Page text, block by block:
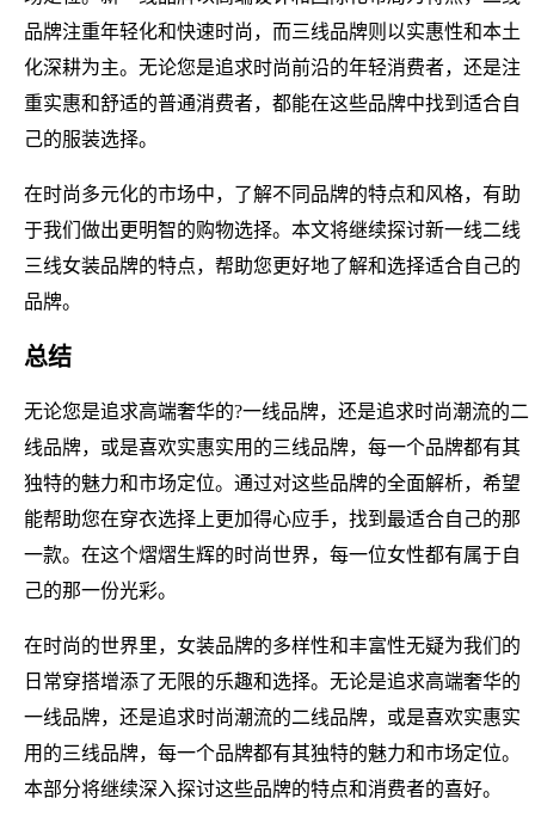
品牌注重年轻化和快速时尚，而三线品牌则以实惠性和本土
化深耕为主。无论您是追求时尚前沿的年轻消费者，还是注
重实惠和舒适的普通消费者，都能在这些品牌中找到适合自
己的服装选择。
在时尚多元化的市场中，了解不同品牌的特点和风格，有助
于我们做出更明智的购物选择。本文将继续探讨新一线二线
三线女装品牌的特点，帮助您更好地了解和选择适合自己的
品牌。
总结
无论您是追求高端奢华的?一线品牌，还是追求时尚潮流的二
线品牌，或是喜欢实惠实用的三线品牌，每一个品牌都有其
独特的魅力和市场定位。通过对这些品牌的全面解析，希望
能帮助您在穿衣选择上更加得心应手，找到最适合自己的那
一款。在这个熠熠生辉的时尚世界，每一位女性都有属于自
己的那一份光彩。
在时尚的世界里，女装品牌的多样性和丰富性无疑为我们的
日常穿搭增添了无限的乐趣和选择。无论是追求高端奢华的
一线品牌，还是追求时尚潮流的二线品牌，或是喜欢实惠实
用的三线品牌，每一个品牌都有其独特的魅力和市场定位。
本部分将继续深入探讨这些品牌的特点和消费者的喜好。